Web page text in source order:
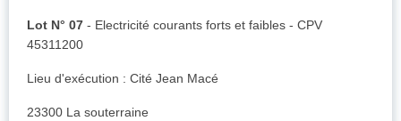
Lot N° 07 - Electricité courants forts et faibles - CPV
45311200
Lieu d'exécution : Cité Jean Macé
23300 La souterraine